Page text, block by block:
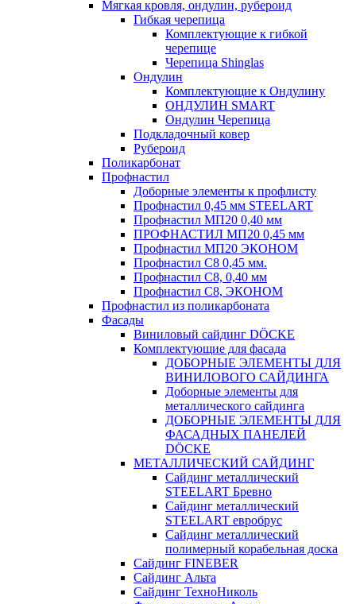
Мягкая кровля, ондулин, рубероид
Гибкая черепица
Комплектующие к гибкой
черепице
Черепица Shinglas
Ондулин
Комплектующие к Ондулину
ОНДУЛИН SMART
Ондулин Черепица
Подкладочный ковер
Рубероид
Поликарбонат
Профнастил
Доборные элементы к профлисту
Профнастил 0,45 мм STEELART
Профнастил МП20 0,40 мм
ПРОФНАСТИЛ МП20 0,45 мм
Профнастил МП20 ЭКОНОМ
Профнастил С8 0,45 мм.
Профнастил С8, 0,40 мм
Профнастил С8, ЭКОНОМ
Профнастил из поликарбоната
Фасады
Виниловый сайдинг DÖCKE
Комплектующие для фасада
ДОБОРНЫЕ ЭЛЕМЕНТЫ ДЛЯ
ВИНИЛОВОГО САЙДИНГА
Доборные элементы для
металлического сайдинга
ДОБОРНЫЕ ЭЛЕМЕНТЫ ДЛЯ
ФАСАДНЫХ ПАНЕЛЕЙ
DÖCKE
МЕТАЛЛИЧЕСКИЙ САЙДИНГ
Сайдинг металлический
STEELART Бревно
Сайдинг металлический
STEELART евробрус
Сайдинг металлический
полимерный корабельная доска
Сайдинг FINEBER
Сайдинг Альта
Сайдинг ТехноНиколь